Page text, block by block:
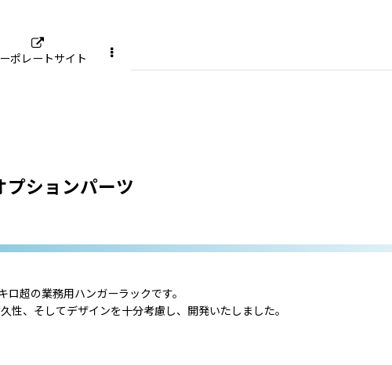
ポレートサイト
プションパーツ
超の業務用ハンガーラックです。
、そしてデザインを十分考慮し、開発いたしました。